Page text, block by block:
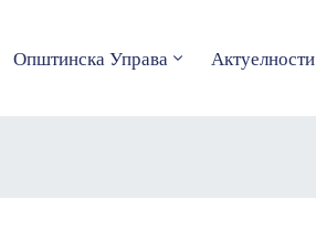
Општинска Управа Актуелности